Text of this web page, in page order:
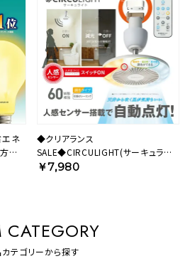
ネ
向タ
◆クリアランス
SALE◆CIRCULIGHT(サーキュライ
ト) 人感センサー付きソケットシリー
￥7,980
CATEGORY
テゴリーから探す